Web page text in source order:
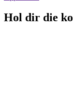
Hol dir die